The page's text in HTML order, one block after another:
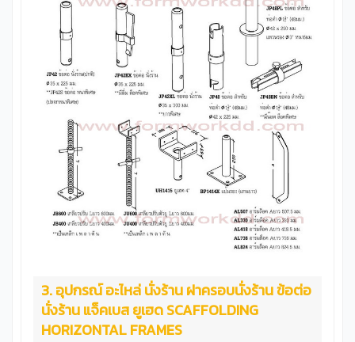
3. อุปกรณ์ อะไหล่ นั่งร้าน ฝาครอบนั่งร้าน ข้อต่อ
นั่งร้าน แจ็คเบส ยูเฮด SCAFFOLDING
HORIZONTAL FRAMES